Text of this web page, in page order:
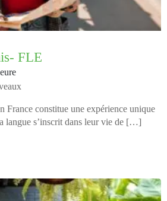
FLE
France constitue une expérience unique
langue s’inscrit dans leur vie de […]